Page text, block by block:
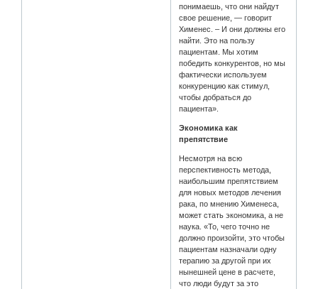
понимаешь, что они найдут
свое решение, — говорит
Хименес. – И они должны его
найти. Это на пользу
пациентам. Мы хотим
победить конкурентов, но мы
фактически используем
конкуренцию как стимул,
чтобы добраться до
пациента».
Экономика как
препятствие
Несмотря на всю
перспективность метода,
наибольшим препятствием
для новых методов лечения
рака, по мнению Хименеса,
может стать экономика, а не
наука. «То, чего точно не
должно произойти, это чтобы
пациентам назначали одну
терапию за другой при их
нынешней цене в расчете,
что люди будут за это